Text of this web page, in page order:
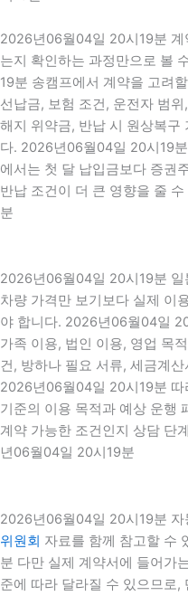
2026년06월04일 20시19분 계
는지 확인하는 과정만으로 볼
19분 송캠프에서 계약을 고려
선납금, 보험 조건, 운전자 범
해지 위약금, 반납 시 원상복구
다. 2026년06월04일 20시19
에서는 첫 달 납입금보다 증권
반납 조건이 더 큰 영향을 줄
분
2026년06월04일 20시19분
차량 가격만 보기보다 실제 이
야 합니다. 2026년06월04일
가족 이용, 법인 이용, 영업 목
건, 방하나 필요 서류, 세금계
2026년06월04일 20시19분
기준의 이용 목적과 예상 운행
계약 가능한 조건인지 상담 단
년06월04일 20시19분
2026년06월04일 20시19분
위원회 자료를 함께 참고할 수
분 다만 실제 계약서에 들어가
준에 따라 달라질 수 있으므로